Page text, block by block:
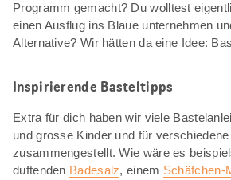
Programm gemacht? Du wolltest
einen Ausflug ins Blaue unternehmen
Alternative? Wir hätten da eine Idee:
Inspirierende Basteltipps
Extra für dich haben wir viele
und grosse Kinder und für
zusammengestellt. Wie wäre es
duftenden Badesalz, einem Schäfchen-